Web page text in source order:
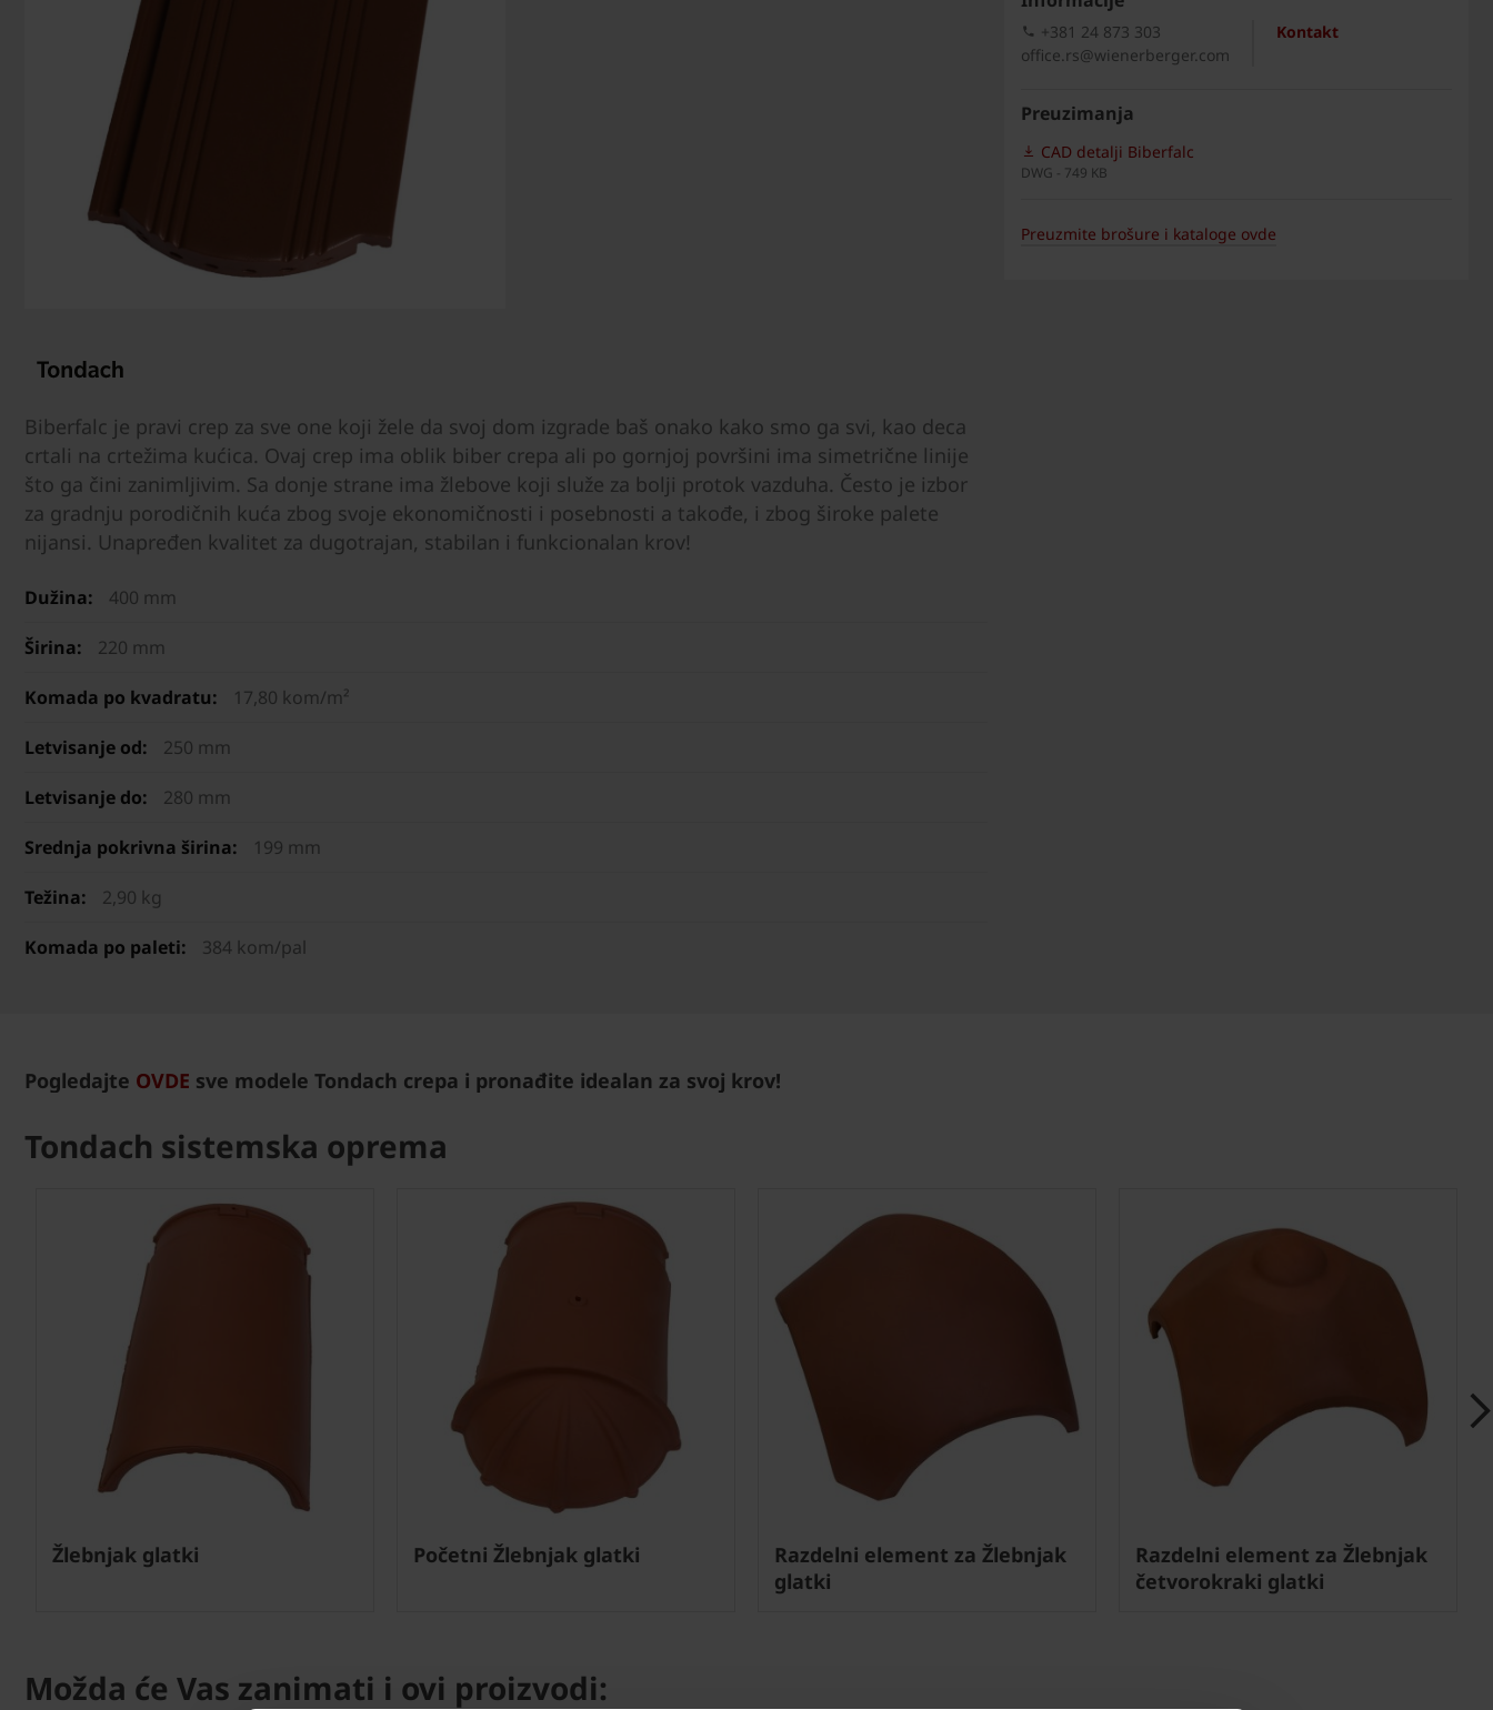
Biberfalc je pravi crep za sve one koji žele da svoj dom izgrade baš onako kako smo ga svi, kao deca
crtali na crtežima kućica. Ovaj crep ima oblik biber crepa ali po gornjoj površini ima simetrične linije
što ga čini zanimljivim. Sa donje strane ima žlebove koji služe za bolji protok vazduha. Često je izbor
za gradnju porodičnih kuća zbog svoje ekonomičnosti i posebnosti a takođe, i zbog široke palete
nijansi. Unapređen kvalitet za dugotrajan, stabilan i funkcionalan krov!
Dužina: 400 mm
Širina: 220 mm
Komada po kvadratu: 17,80 kom/m²
Letvisanje od: 250 mm
Letvisanje do: 280 mm
Srednja pokrivna širina: 199 mm
Težina: 2,90 kg
Komada po paleti: 384 kom/pal
Kontakt
+381 24 873 303
office.rs@wienerberger.com
Preuzimanja
CAD detalji Biberfalc
DWG - 749 KB
Preuzmite brošure i kataloge ovde
Pogledajte OVDE sve modele Tondach crepa i pronađite idealan za svoj krov!
Tondach sistemska oprema
Žlebnjak glatki Početni Žlebnjak glatki
Razdelni element za Žlebnjak
glatki
Razdelni element za Žlebnjak
četvorokraki glatki
Next
Možda će Vas zanimati i ovi proizvodi: